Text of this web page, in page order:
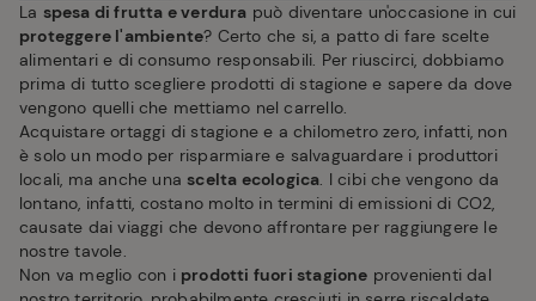
La spesa di frutta e verdura può diventare un'occasione in cui
proteggere l'ambiente? Certo che si, a patto di fare scelte
alimentari e di consumo responsabili. Per riuscirci, dobbiamo
prima di tutto scegliere prodotti di stagione e sapere da dove
vengono quelli che mettiamo nel carrello.
Acquistare ortaggi di stagione e a chilometro zero, infatti, non
è solo un modo per risparmiare e salvaguardare i produttori
locali, ma anche una scelta ecologica. I cibi che vengono da
lontano, infatti, costano molto in termini di emissioni di CO2,
causate dai viaggi che devono affrontare per raggiungere le
nostre tavole.
Non va meglio con i prodotti fuori stagione provenienti dal